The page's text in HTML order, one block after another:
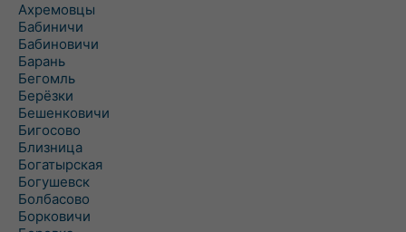
Ахремовцы
Бабиничи
Бабиновичи
Барань
Бегомль
Берёзки
Бешенковичи
Бигосово
Близница
Богатырская
Богушевск
Болбасово
Борковичи